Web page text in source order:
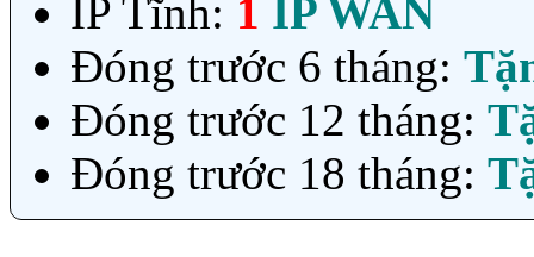
IP Tĩnh: 1 IP WAN
Đóng trước 6 tháng:
Đóng trước 12 tháng:
Đóng trước 18 tháng: